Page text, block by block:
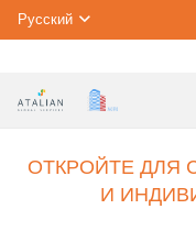
Русский
ОТКРОЙТЕ ДЛЯ
И